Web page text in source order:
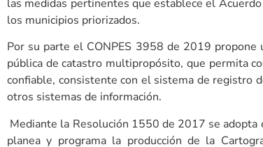
las medidas pertinentes que establece el
los municipios priorizados.
Por su parte el CONPES 3958 de 2019
pública de catastro multipropósito, que permita
confiable, consistente con el sistema de registro
otros sistemas de información.
Mediante la Resolución 1550 de 2017 se adopta
planea y programa la producción de la